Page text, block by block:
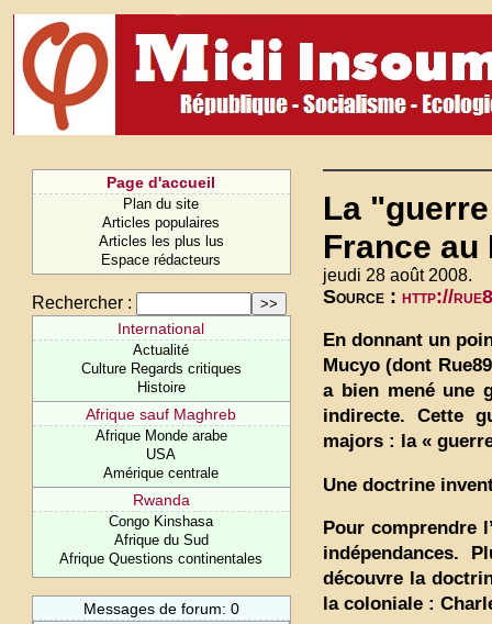
Page d'accueil
Plan du site
Articles populaires
Articles les plus lus
Espace rédacteurs
Rechercher :
International
Actualité
Culture Regards critiques
Histoire
Afrique sauf Maghreb
Afrique Monde arabe
USA
Amérique centrale
Rwanda
Congo Kinshasa
Afrique du Sud
Afrique Questions continentales
Messages de forum: 0
La
France au
jeudi 28 août 2008.
Source : http://
En donnant un
Mucyo (dont
a bien mené une
indirecte. Cette
majors : la «
Une doctrine
Pour comprendre
indépendances.
découvre la
la coloniale :